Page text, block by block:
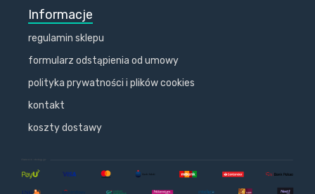
Informacje
regulamin sklepu
formularz odstąpienia od umowy
polityka prywatności i plików cookies
kontakt
koszty dostawy